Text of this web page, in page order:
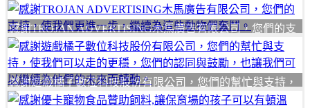
替撲殺的理念，無償的提供場地，給我們辦理愛心送養義賣
活動，讓更多狗狗可以得到那張幸福車票...
感謝TROJAN ADVERTISING木馬廣告有限公司，您們的支
持，使我們更進一步，繼續為這些動物們奮鬥。
感謝遊戲橘子數位科技股份有限公司，您們的幫忙與支持，
使我們可以走的更穩，您們的認同與鼓勵，也讓我們可以繼